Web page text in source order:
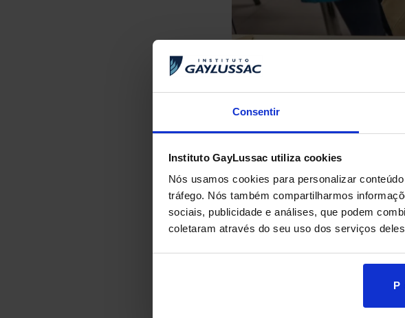
Consentir
Instituto GayLussac utiliza cookies
Nós usamos cookies para personalizar
tráfego. Nós também compartilharmos
sociais, publicidade e análises, que podem
coletaram através do seu uso dos serviços deles
Nas aulas de Português os alunos
foram atualizadas. Dentre os
seca e a culpa associada aos pecados.
A professora Nathalie Vlcek
biblioteca. Assim os alunos,